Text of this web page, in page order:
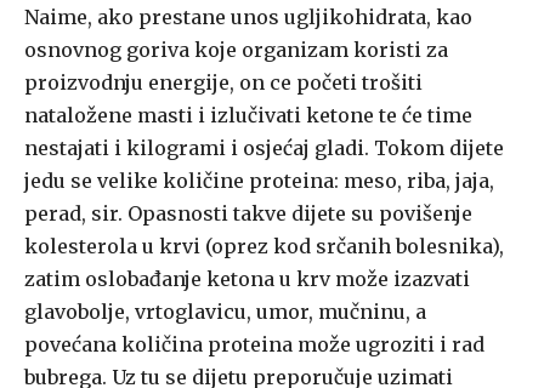
Naime, ako prestane unos ugljikohidrata, kao
osnovnog goriva koje organizam koristi za
proizvodnju energije, on ce početi trošiti
nataložene masti i izlučivati ketone te će time
nestajati i kilogrami i osjećaj gladi. Tokom dijete
jedu se velike količine proteina: meso, riba, jaja,
perad, sir. Opasnosti takve dijete su povišenje
kolesterola u krvi (oprez kod srčanih bolesnika),
zatim oslobađanje ketona u krv može izazvati
glavobolje, vrtoglavicu, umor, mučninu, a
povećana količina proteina može ugroziti i rad
bubrega. Uz tu se dijetu preporučuje uzimati